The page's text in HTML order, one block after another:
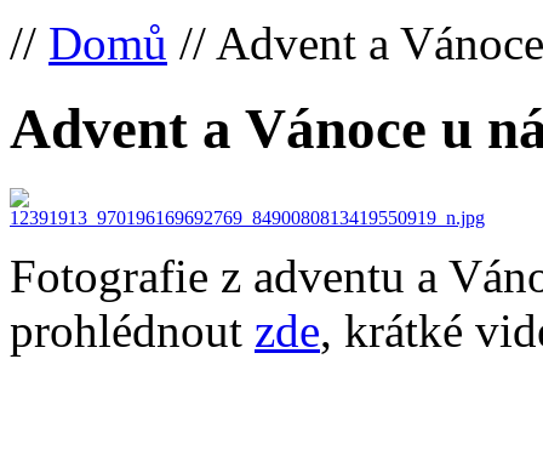
// Domů // Advent a
Advent a Vánoce u
Fotografie z adventu a
prohlédnout zde, krátké